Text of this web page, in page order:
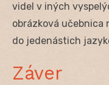
videl v iných
obrázková učebnica
do jedenástich
Záver